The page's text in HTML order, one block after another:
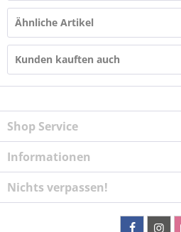
Ähnliche Artikel
Kunden kauften auch
Shop Service
Informationen
Nichts verpassen!